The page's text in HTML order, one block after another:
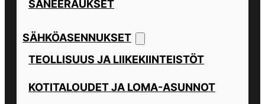
SANEERAUKSET
SÄHKÖASENNUKSET
TEOLLISUUS JA LIIKEKIINTEISTÖT
KOTITALOUDET JA LOMA-ASUNNOT